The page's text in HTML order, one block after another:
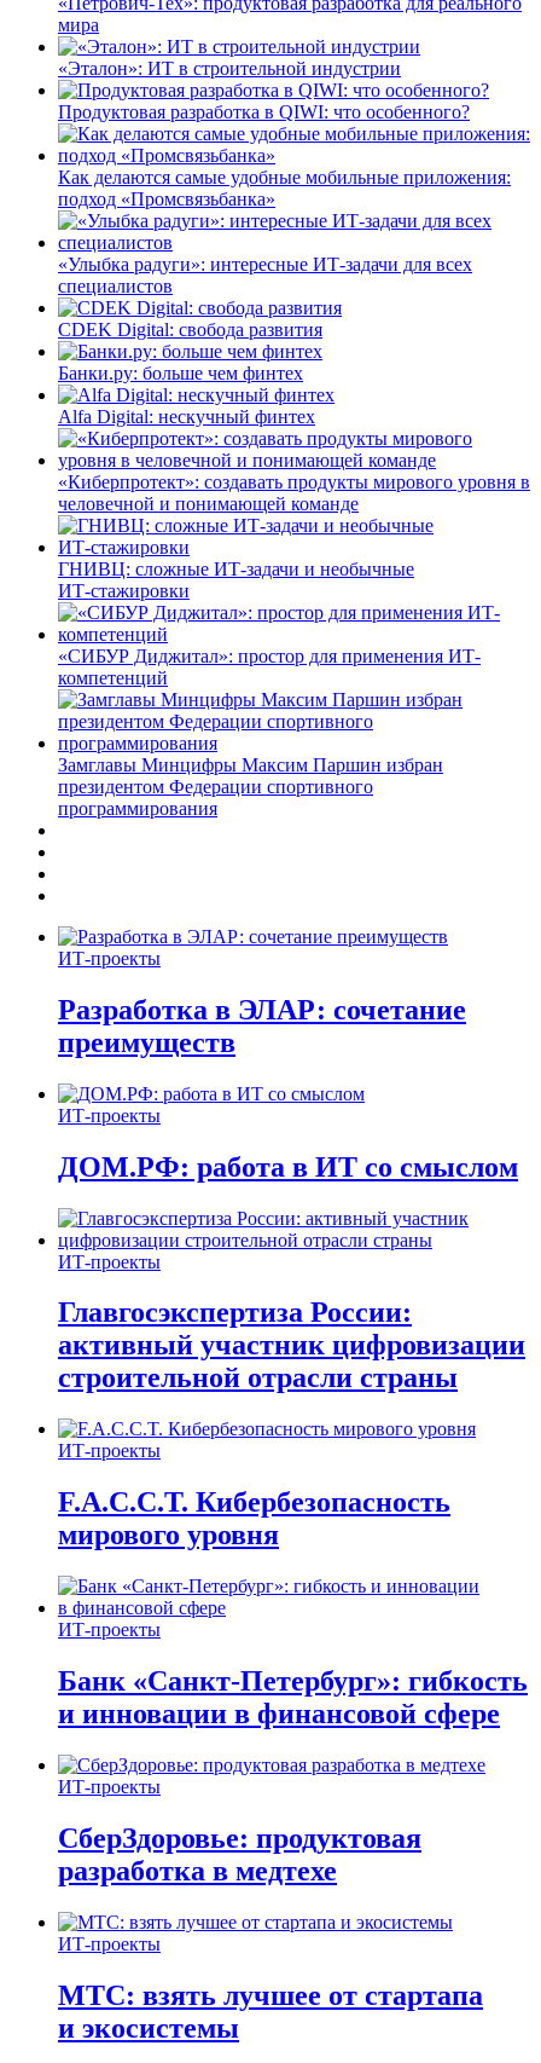
мира
«Эталон»: ИТ в строительной индустрии
Продуктовая разработка в QIWI: что особенного?
Как делаются самые удобные мобильные приложения:
подход «Промсвязьбанка»
«Улыбка радуги»: интересные ИТ-задачи для всех
специалистов
CDEK Digital: свобода развития
Банки.ру: больше чем финтех
Alfa Digital: нескучный финтех
«Киберпротект»: создавать продукты мирового уровня в
человечной и понимающей команде
ГНИВЦ: сложные ИТ‑задачи и необычные
ИТ‑стажировки
«СИБУР Диджитал»: простор для применения ИТ-
компетенций
Замглавы Минцифры Максим Паршин избран
президентом Федерации спортивного
программирования
ИТ-проекты
Разработка в ЭЛАР: сочетание
преимуществ
ИТ-проекты
ДОМ.РФ: работа в ИТ со смыслом
ИТ-проекты
Главгосэкспертиза России:
активный участник цифровизации
строительной отрасли страны
ИТ-проекты
F.A.C.C.T. Кибербезопасность
мирового уровня
ИТ-проекты
Банк «Санкт-Петербург»: гибкость
и инновации в финансовой сфере
ИТ-проекты
СберЗдоровье: продуктовая
разработка в медтехе
ИТ-проекты
МТС: взять лучшее от стартапа
и экосистемы